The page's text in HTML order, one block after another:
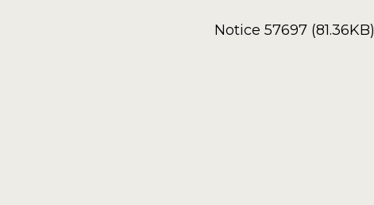
Notice 57697 (81.36KB)